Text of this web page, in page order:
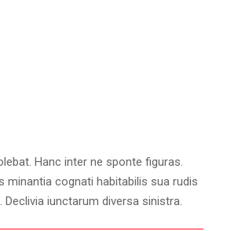
Hanc inter ne sponte figuras.
minantia cognati habitabilis sua rudis
Declivia iunctarum diversa sinistra.